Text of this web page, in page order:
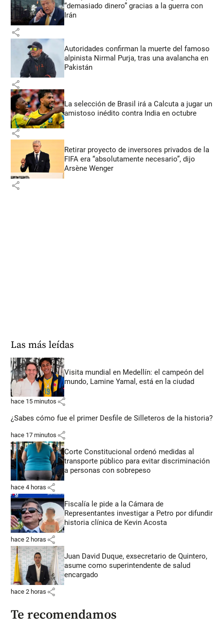
“demasiado dinero” gracias a la guerra con
Irán
share
Autoridades confirman la muerte del famoso
alpinista Nirmal Purja, tras una avalancha en
Pakistán
share
La selección de Brasil irá a Calcuta a jugar un
amistoso inédito contra India en octubre
share
Retirar proyecto de inversores privados de la
FIFA era “absolutamente necesario”, dijo
Arsène Wenger
share
Las más leídas
Visita mundial en Medellín: el campeón del
mundo, Lamine Yamal, está en la ciudad
hace 15 minutos share
¿Sabes cómo fue el primer Desfile de Silleteros de la historia?
hace 17 minutos share
Corte Constitucional ordenó medidas al
transporte público para evitar discriminación
a personas con sobrepeso
hace 4 horas share
Fiscalía le pide a la Cámara de
Representantes investigar a Petro por difundir
historia clínica de Kevin Acosta
hace 2 horas share
Juan David Duque, exsecretario de Quintero,
asume como superintendente de salud
encargado
hace 2 horas share
Te recomendamos